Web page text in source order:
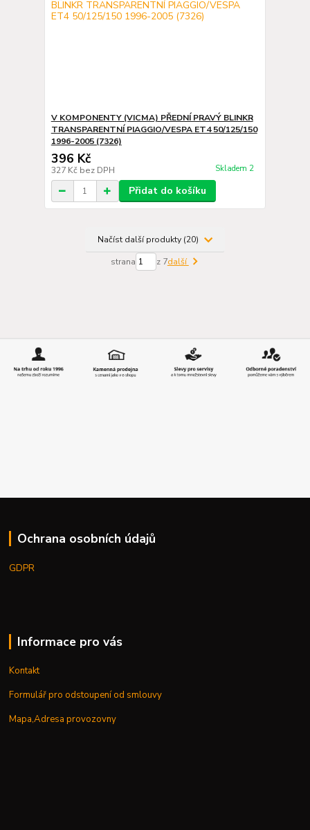
V KOMPONENTY (VICMA) PŘEDNÍ PRAVÝ BLINKR
TRANSPARENTNÍ PIAGGIO/VESPA ET4 50/125/150
1996-2005 (7326)
396 Kč
327 Kč bez DPH Skladem 2
Přidat do košíku
Načíst další produkty (20)
strana z 7další
Ochrana osobních údajů
GDPR
Informace pro vás
Kontakt
Formulář pro odstoupení od smlouvy
Mapa,Adresa provozovny